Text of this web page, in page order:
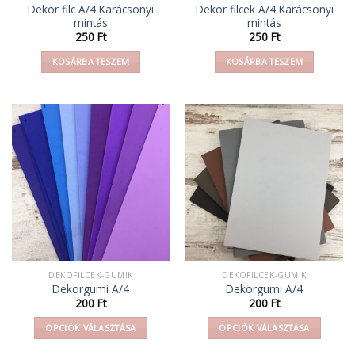
Dekor filc A/4 Karácsonyi
mintás
250 Ft
KOSÁRBA TESZEM
Dekor filcek A/4 Karácsonyi
mintás
250 Ft
KOSÁRBA TESZEM
DEKOFILCEK-GUMIK
Dekorgumi A/4
200 Ft
OPCIÓK VÁLASZTÁSA
DEKOFILCEK-GUMIK
Dekorgumi A/4
200 Ft
OPCIÓK VÁLASZTÁSA